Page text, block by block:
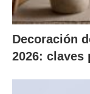
Decoración
2026: claves